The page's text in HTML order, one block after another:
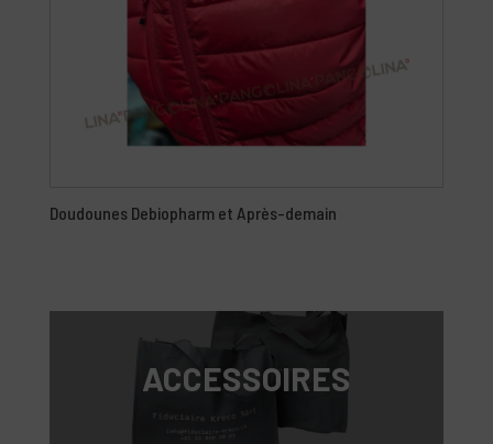
Doudounes Debiopharm et Après-demain
ACCESSOIRES